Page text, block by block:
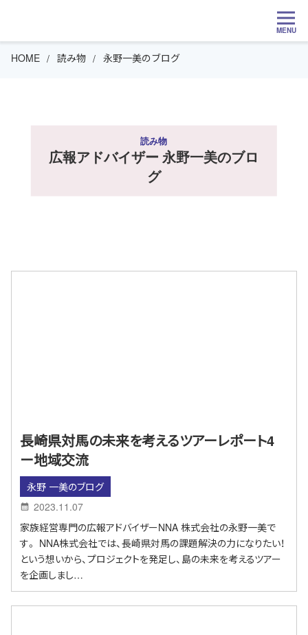
MENU
HOME 読み物 永野一美のブログ
読み物
広報アドバイザー 永野一美のブロ
グ
長崎県対馬の未来を考えるツアーレポート4
ー地域交流
永野 一美のブログ
2023.11.07
家族経営専門の広報アドバイザーNNA 株式会社の永野一美で
す。 NNA株式会社では、長崎県対馬の課題解決の力になりたい！
という想いから、プロジェクトを発足し、島の未来を考えるツアー
を企画しまし…